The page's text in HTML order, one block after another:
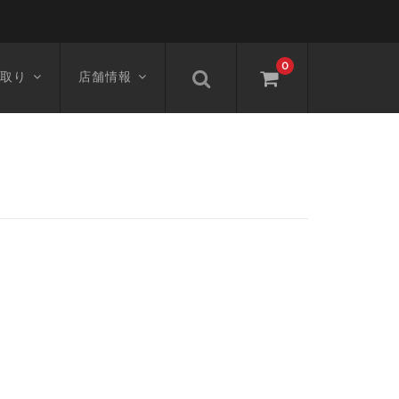
0
り 店舗情報